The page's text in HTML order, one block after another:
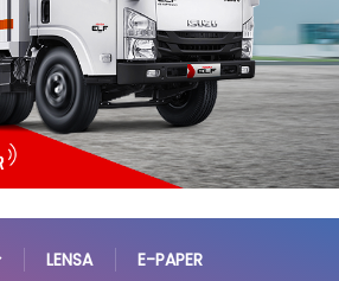
LENSA E-PAPER